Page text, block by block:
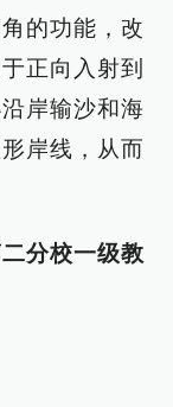
的功能，改
正向入射到
岸输沙和海
岸线，从而
分校一级教